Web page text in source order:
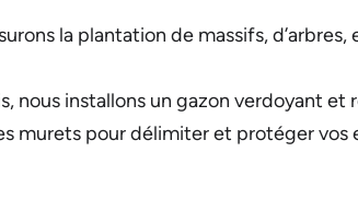
la plantation de massifs,
nous installons un gazon verdoyant et
murets pour délimiter et protéger vos